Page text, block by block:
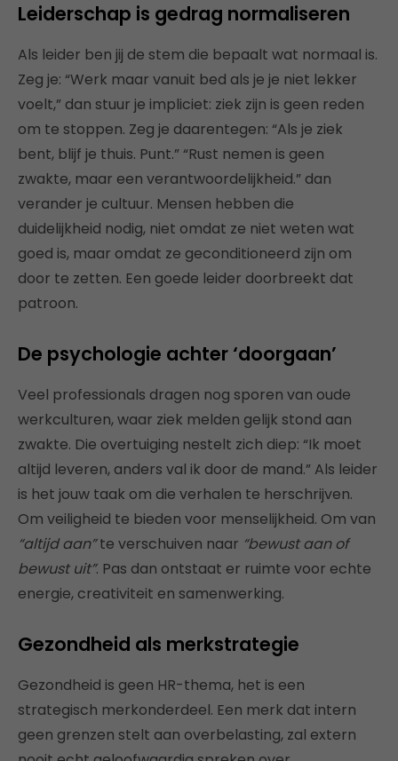
Leiderschap is gedrag normaliseren
Als leider ben jij de stem die bepaalt wat normaal is.
Zeg je: “Werk maar vanuit bed als je je niet lekker
voelt,” dan stuur je impliciet: ziek zijn is geen reden
om te stoppen. Zeg je daarentegen: “Als je ziek
bent, blijf je thuis. Punt.” “Rust nemen is geen
zwakte, maar een verantwoordelijkheid.” dan
verander je cultuur. Mensen hebben die
duidelijkheid nodig, niet omdat ze niet weten wat
goed is, maar omdat ze geconditioneerd zijn om
door te zetten. Een goede leider doorbreekt dat
patroon.
De psychologie achter ‘doorgaan’
Veel professionals dragen nog sporen van oude
werkculturen, waar ziek melden gelijk stond aan
zwakte. Die overtuiging nestelt zich diep: “Ik moet
altijd leveren, anders val ik door de mand.” Als leider
is het jouw taak om die verhalen te herschrijven.
Om veiligheid te bieden voor menselijkheid. Om van
“altijd aan”te verschuiven naar “bewust aan of
bewust uit”. Pas dan ontstaat er ruimte voor echte
energie, creativiteit en samenwerking.
Gezondheid als merkstrategie
Gezondheid is geen HR-thema, het is een
strategisch merkonderdeel. Een merk dat intern
geen grenzen stelt aan overbelasting, zal extern